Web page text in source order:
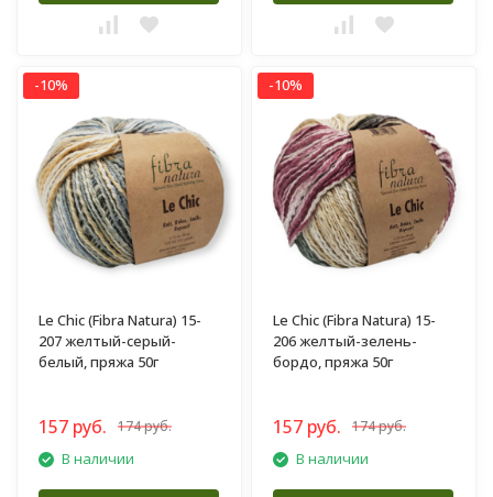
-10%
Le Chic (Fibra Natura) 15-
207 желтый-серый-
белый, пряжа 50г
157 руб. 174 руб.
В наличии
-10%
Le Chic (Fibra Natura) 15-
206 желтый-зелень-
бордо, пряжа 50г
157 руб. 174 руб.
В наличии